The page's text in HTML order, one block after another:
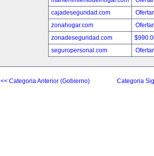
cajadeseguridad.com
zonahogar.com
zonadeseguridad.com
seguropersonal.com
<< Categoria Anterior (Gobierno) Categoria